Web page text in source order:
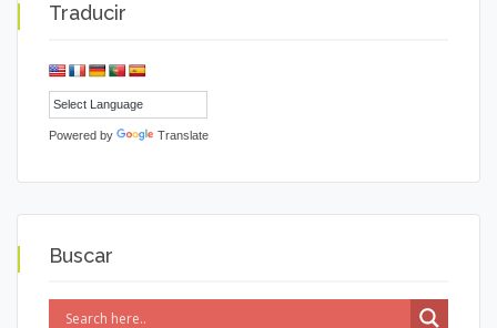
Traducir
Powered by Translate
Buscar